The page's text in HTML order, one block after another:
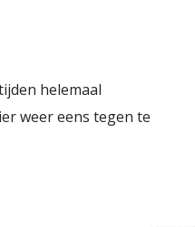
helemaal
weer eens tegen te